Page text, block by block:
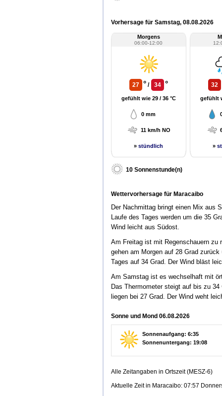
Vorhersage für Samstag, 08.08.2026
Morgens
06:00-12:00
27 ° / 34 °
gefühlt wie 29 / 36 °C
0 mm
11 km/h NO
»stündlich
32
gefühlt
»
10 Sonnenstunde(n)
Wettervorhersage für Maracaibo
Der Nachmittag bringt einen Mix aus
Laufe des Tages werden um die 35
Wind leicht aus Südost.
Am Freitag ist mit Regenschauern zu
gehen am Morgen auf 28 Grad
Tages auf 34 Grad. Der Wind bläst
Am Samstag ist es wechselhaft mit
Das Thermometer steigt auf bis zu
liegen bei 27 Grad. Der Wind weht
Sonne und Mond 06.08.2026
Sonnenaufgang: 6:35
Sonnenuntergang: 19:08
Alle Zeitangaben in Ortszeit (MESZ-6)
Aktuelle Zeit in Maracaibo: 07:57